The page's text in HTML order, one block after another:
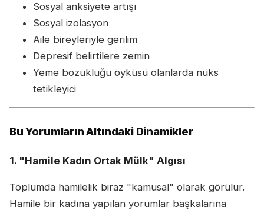
Sosyal anksiyete artışı
Sosyal izolasyon
Aile bireyleriyle gerilim
Depresif belirtilere zemin
Yeme bozukluğu öyküsü olanlarda nüks
tetikleyici
Bu Yorumların Altındaki Dinamikler
1. "Hamile Kadın Ortak Mülk" Algısı
Toplumda hamilelik biraz "kamusal" olarak görülür.
Hamile bir kadına yapılan yorumlar başkalarına